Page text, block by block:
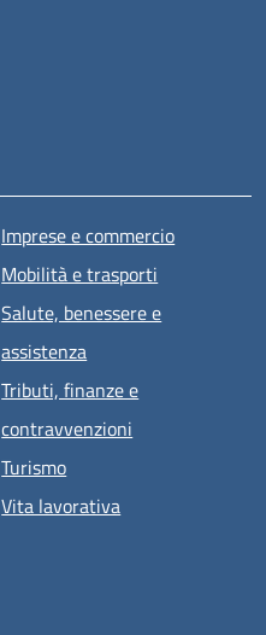
Imprese e commercio
Mobilità e trasporti
Salute, benessere e
assistenza
Tributi, finanze e
contravvenzioni
Turismo
Vita lavorativa